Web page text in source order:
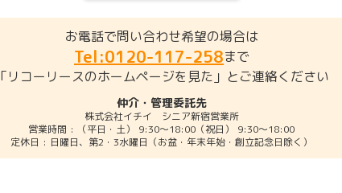
お電話で問い合わせ希望の場合は
Tel:0120-117-258まで
「リコーリースのホームページを見た」とご連絡ください
仲介・管理委託先
株式会社イチイ シニア新宿営業所
営業時間 : （平日・土） 9:30～18:00（祝日） 9:30～18:00
定休日 : 日曜日、第2・3水曜日（お盆・年末年始・創立記念日除く）